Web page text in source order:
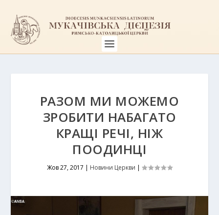
РАЗОМ МИ МОЖЕМО
ЗРОБИТИ НАБАГАТО
КРАЩІ РЕЧІ, НІЖ
ПООДИНЦІ
Жов 27, 2017 | Новини Церкви |